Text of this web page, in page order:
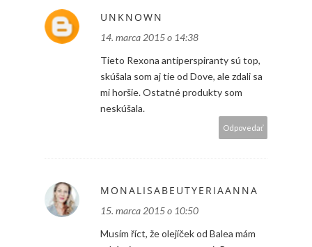
UNKNOWN
14. marca 2015 o 14:38
Tieto Rexona antiperspiranty sú top,
skúšala som aj tie od Dove, ale zdali sa
mi horšie. Ostatné produkty som
neskúšala.
Odpovedať
MONALISABEUTYERIAANNA
15. marca 2015 o 10:50
Musím říct, že olejíček od Balea mám